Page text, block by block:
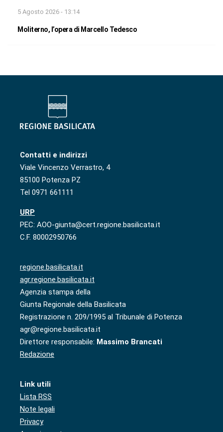
5 Agosto 2026 - 13:14
Moliterno, l’opera di Marcello Tedesco
Contatti e indirizzi
Viale Vincenzo Verrastro, 4
85100 Potenza PZ
Tel 0971 661111
URP
PEC: AOO-giunta@cert.regione.basilicata.it
C.F. 80002950766
regione.basilicata.it
agr.regione.basilicata.it
Agenzia stampa della
Giunta Regionale della Basilicata
Registrazione n. 209/1995 al Tribunale di Potenza
agr@regione.basilicata.it
Direttore responsabile: Massimo Brancati
Redazione
Link utili
Lista RSS
Note legali
Privacy